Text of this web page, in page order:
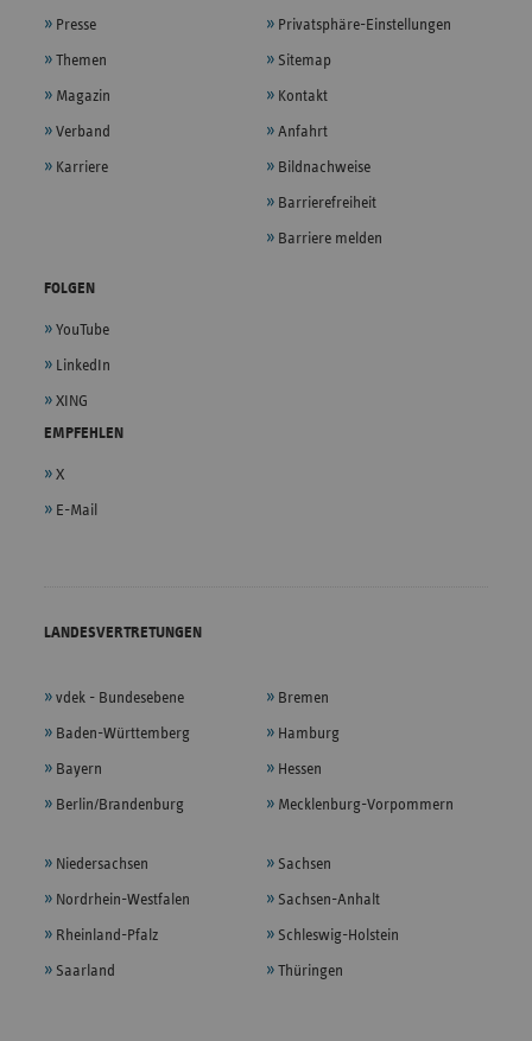
Presse
Themen
Magazin
Verband
Karriere
Privatsphäre-Einstellungen
Sitemap
Kontakt
Anfahrt
Bildnachweise
Barrierefreiheit
Barriere melden
FOLGEN
YouTube
LinkedIn
XING
EMPFEHLEN
X
E-Mail
LANDESVERTRETUNGEN
vdek - Bundesebene
Baden-Württemberg
Bayern
Berlin/Brandenburg
Bremen
Hamburg
Hessen
Mecklenburg-Vorpommern
Niedersachsen
Nordrhein-Westfalen
Rheinland-Pfalz
Saarland
Sachsen
Sachsen-Anhalt
Schleswig-Holstein
Thüringen